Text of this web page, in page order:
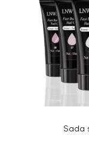
Sada